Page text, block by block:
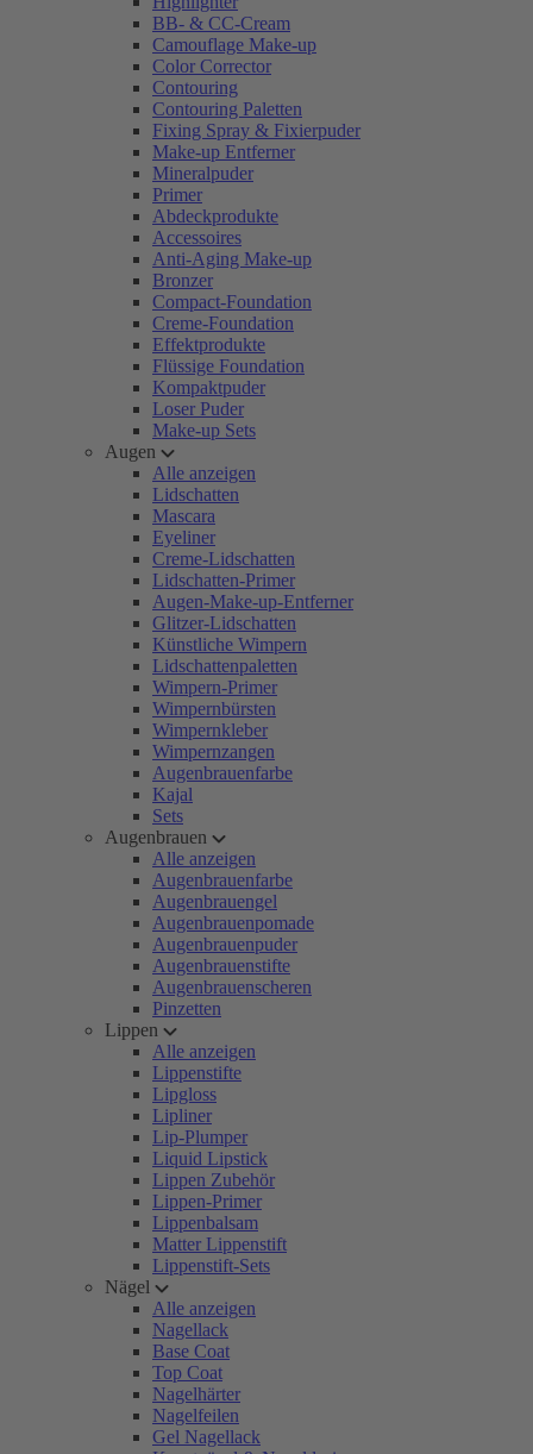
BB- & CC-Cream
Camouflage Make-up
Color Corrector
Contouring
Contouring Paletten
Fixing Spray & Fixierpuder
Make-up Entferner
Mineralpuder
Primer
Abdeckprodukte
Accessoires
Anti-Aging Make-up
Bronzer
Compact-Foundation
Creme-Foundation
Effektprodukte
Flüssige Foundation
Kompaktpuder
Loser Puder
Make-up Sets
Augen
Alle anzeigen
Lidschatten
Mascara
Eyeliner
Creme-Lidschatten
Lidschatten-Primer
Augen-Make-up-Entferner
Glitzer-Lidschatten
Künstliche Wimpern
Lidschattenpaletten
Wimpern-Primer
Wimpernbürsten
Wimpernkleber
Wimpernzangen
Augenbrauenfarbe
Kajal
Sets
Augenbrauen
Alle anzeigen
Augenbrauenfarbe
Augenbrauengel
Augenbrauenpomade
Augenbrauenpuder
Augenbrauenstifte
Augenbrauenscheren
Pinzetten
Lippen
Alle anzeigen
Lippenstifte
Lipgloss
Lipliner
Lip-Plumper
Liquid Lipstick
Lippen Zubehör
Lippen-Primer
Lippenbalsam
Matter Lippenstift
Lippenstift-Sets
Nägel
Alle anzeigen
Nagellack
Base Coat
Top Coat
Nagelhärter
Nagelfeilen
Gel Nagellack